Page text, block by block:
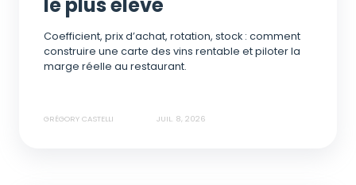
le plus élevé
Coefficient, prix d’achat, rotation, stock : comment
construire une carte des vins rentable et piloter la
marge réelle au restaurant.
GRÉGORY CASTELLI JUIL. 8, 2026